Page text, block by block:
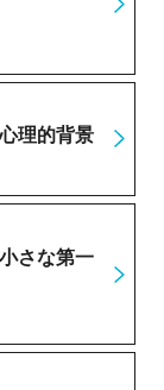
理的背景
さな第一